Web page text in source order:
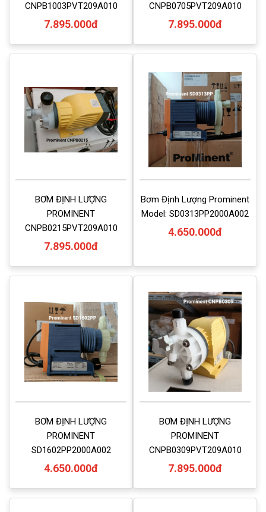
CNPB1003PVT209A010
7.895.000đ
CNPB0705PVT209A010
7.895.000đ
BƠM ĐỊNH LƯỢNG
PROMINENT
CNPB0215PVT209A010
7.895.000đ
Bơm Định Lượng Prominent
Model: SD0313PP2000A002
4.650.000đ
BƠM ĐỊNH LƯỢNG
PROMINENT
SD1602PP2000A002
4.650.000đ
BƠM ĐỊNH LƯỢNG
PROMINENT
CNPB0309PVT209A010
7.895.000đ